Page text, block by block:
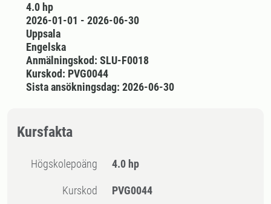
4.0 hp
2026-01-01 - 2026-06-30
Uppsala
Engelska
Anmälningskod: SLU-F0018
Kurskod: PVG0044
Sista ansökningsdag: 2026-06-30
Kursfakta
högskolepoäng 4.0 hp
Kurskod PVG0044